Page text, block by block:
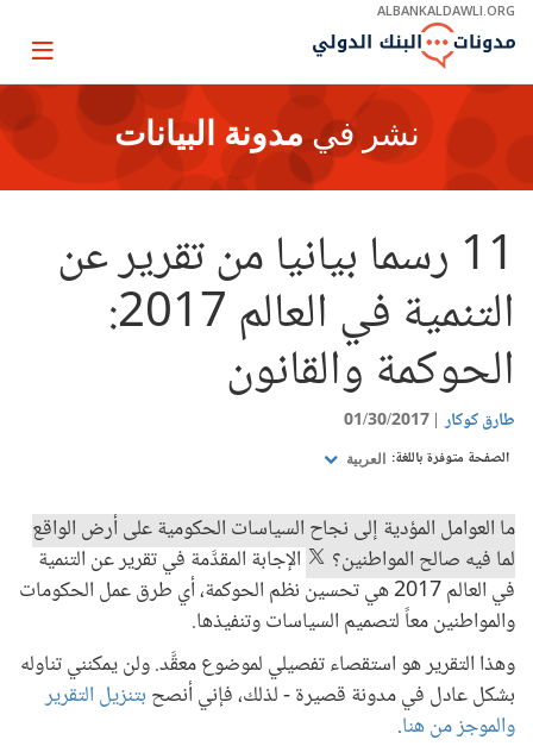
Skip
Main
ALBANKALDAWLI.ORG
Page
نشر في مدونة البيانات
11 رسما بيانيا من تقرير عن
التنمية في العالم 2017:
الحوكمة والقانون
طارق كوكار 01/30/2017
الصفحة متوفرة باللغة: العربية
ما العوامل المؤدية إلى نجاح السياسات الحكومية على أرض الواقع
لما فيه صالح المواطنين؟
الإجابة المقدَّمة في تقرير عن التنمية
في العالم 2017 هي تحسين نظم الحوكمة، أي طرق عمل الحكومات
والمواطنين معاً لتصميم السياسات وتنفيذها.
وهذا التقرير هو استقصاء تفصيلي لموضوع معقَّد. ولن يمكنني تناوله
بشكل عادل في مدونة قصيرة - لذلك، فإني أنصح بتنزيل التقرير
والموجز من هنا.